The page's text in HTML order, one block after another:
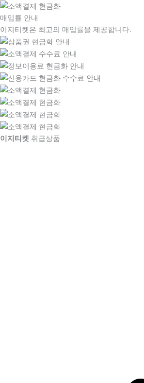
매입률 안내
이지티켓은 최고의 매입률을 제공합니다.
이지티켓 취급상품